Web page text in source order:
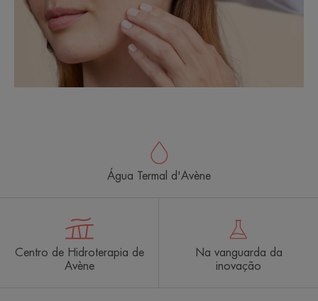
Água Termal d'Avène
Centro de Hidroterapia de
Avène
Na vanguarda da
inovação